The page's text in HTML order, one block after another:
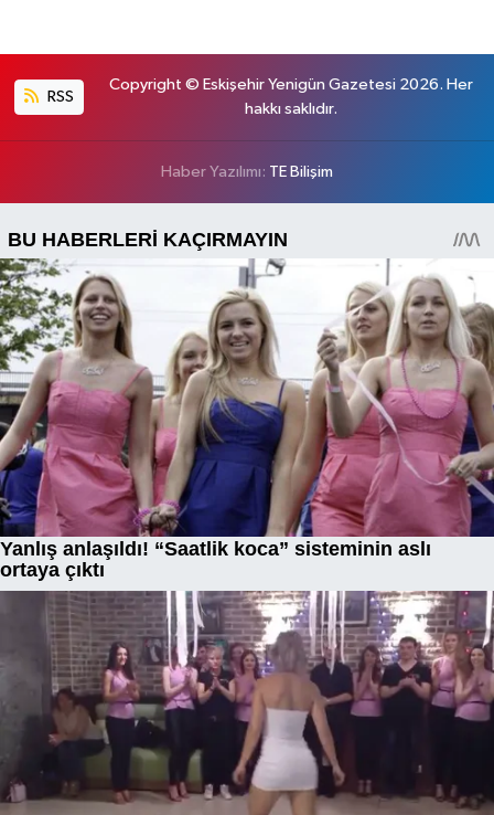
RSS
Copyright © Eskişehir Yenigün Gazetesi 2026. Her
hakkı saklıdır.
Haber Yazılımı: TE Bilişim